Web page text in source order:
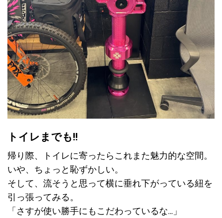
トイレまでも!!
帰り際、トイレに寄ったらこれまた魅力的な空間。
いや、ちょっと恥ずかしい。
そして、流そうと思って横に垂れ下がっている紐を
引っ張ってみる。
「さすが使い勝手にもこだわっているな…」